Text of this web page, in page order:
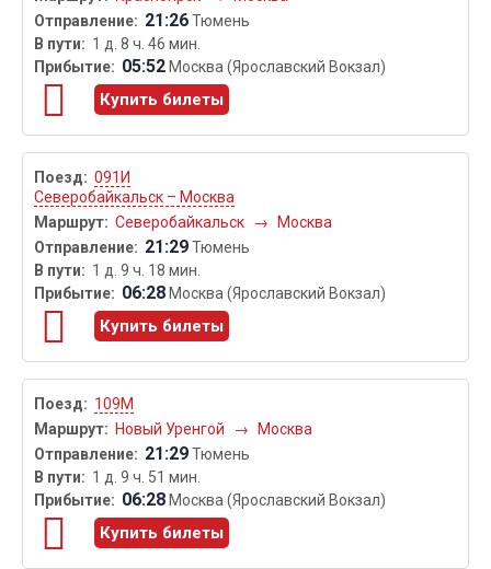
21:26Тюмень
1 д. 8 ч. 46 мин.
05:52 Москва (Ярославский Вокзал)
Купить билеты
091И
Северобайкальск – Москва
Северобайкальск
→ Москва
21:29Тюмень
1 д. 9 ч. 18 мин.
06:28 Москва (Ярославский Вокзал)
Купить билеты
109М
Новый Уренгой
→ Москва
21:29Тюмень
1 д. 9 ч. 51 мин.
06:28 Москва (Ярославский Вокзал)
Купить билеты